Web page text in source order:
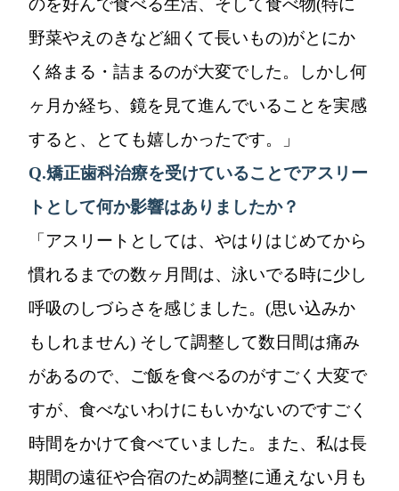
のを好んで食べる生活、そして食べ物(特に
野菜やえのきなど細くて長いもの)がとにか
く絡まる・詰まるのが大変でした。しかし何
ヶ月か経ち、鏡を見て進んでいることを実感
すると、とても嬉しかったです。」
Q.矯正歯科治療を受けていることでアスリー
トとして何か影響はありましたか？
「アスリートとしては、やはりはじめてから
慣れるまでの数ヶ月間は、泳いでる時に少し
呼吸のしづらさを感じました。(思い込みか
もしれません) そして調整して数日間は痛み
があるので、ご飯を食べるのがすごく大変で
すが、食べないわけにもいかないのですごく
時間をかけて食べていました。また、私は長
期間の遠征や合宿のため調整に通えない月も